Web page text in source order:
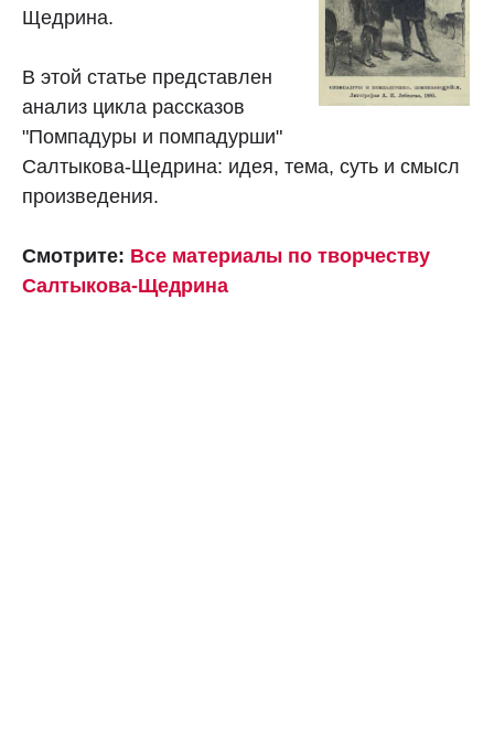
Щедрина.
В этой статье представлен
анализ цикла рассказов
"Помпадуры и помпадурши"
Салтыкова-Щедрина: идея, тема, суть и смысл
произведения.
Смотрите: Все материалы по творчеству
Салтыкова-Щедрина